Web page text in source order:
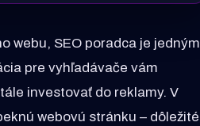
webu, SEO poradca je jedným
pre vyhľadávače vám
investovať do reklamy. V
webovú stránku – dôležité